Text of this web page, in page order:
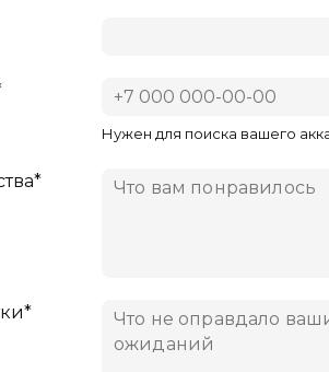
Нужен для поиска вашего